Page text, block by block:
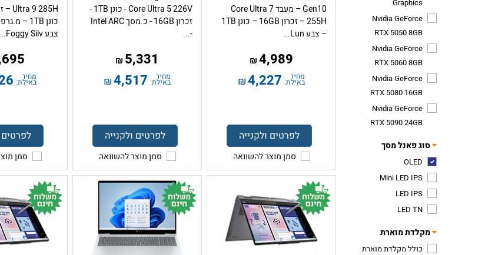
Graphics
Nvidia GeForce
RTX 5050 8GB
Nvidia GeForce
RTX 5060 8GB
Nvidia GeForce
RTX 5080 16GB
Nvidia GeForce
RTX 5090 24GB
סוג פאנל מסך
OLED
Mini LED IPS
LED IPS
LED TN
מקלדת מוארת
כולל מקלדת מוארת
Gen10 – מעבד Core Ultra 7
255H – זכרון 16GB – כונן 1TB
– צבע Lun...
4,989
₪
מחיר
באילת: 4,227
₪
לפרטים ולקנייה
סמן מוצר להשוואה
Core Ultra 5 226V - כונן 1TB -
זכרון 16GB - כ.מסך Intel ARC
-...
5,331
₪
מחיר
באילת: 4,517
₪
לפרטים ולקנייה
סמן מוצר להשוואה
צבע Foggy Silv...
מחיר
באילת:
לפרטים
סמן